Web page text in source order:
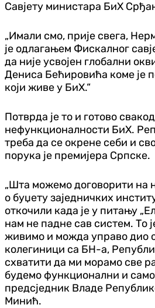
Савјету министара БиХ
„Имали смо, прије свега,
је одлагањем Фискалног
да није усвојен глобални
Дениса Бећировића коме је
који живе у БиХ.“
Потврда је то и готово
нефункционалности БиХ.
треба да се окрене себи и
порука је премијера Српске.
„Шта можемо договорити на
о буџету заједничких
откочили када је у питању
нам не падне сав систем. То
живимо и можда управо дио
колегиници са БН-а,
схватити да ми морамо све
будемо функционални и
предсједник Владе
Минић.